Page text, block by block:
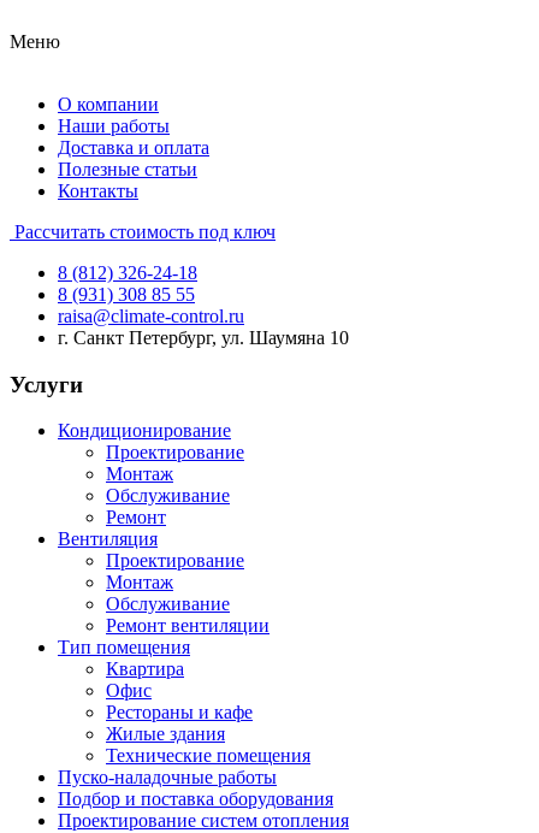
Меню
О компании
Наши работы
Доставка и оплата
Полезные статьи
Контакты
Рассчитать стоимость под ключ
8 (812) 326-24-18
8 (931) 308 85 55
raisa@climate-control.ru
г. Санкт Петербург, ул. Шаумяна 10
Услуги
Кондиционирование
Проектирование
Монтаж
Обслуживание
Ремонт
Вентиляция
Проектирование
Монтаж
Обслуживание
Ремонт вентиляции
Тип помещения
Квартира
Офис
Рестораны и кафе
Жилые здания
Технические помещения
Пуско-наладочные работы
Подбор и поставка оборудования
Проектирование систем отопления